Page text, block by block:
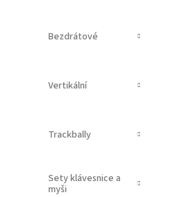
Bezdrátové
Vertikální
Trackbally
Sety klávesnice a
myši